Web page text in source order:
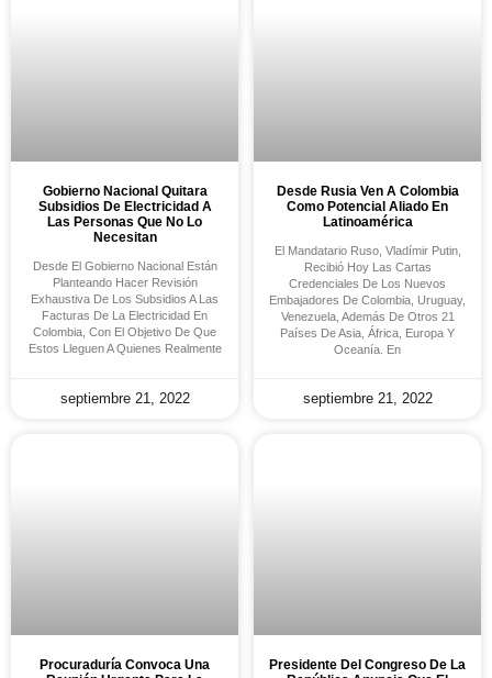
Gobierno Nacional Quitara
Subsidios De Electricidad A
Las Personas Que No Lo
Necesitan
Desde El Gobierno Nacional Están
Planteando Hacer Revisión
Exhaustiva De Los Subsidios A Las
Facturas De La Electricidad En
Colombia, Con El Objetivo De Que
Estos Lleguen A Quienes Realmente
septiembre 21, 2022
Desde Rusia Ven A Colombia
Como Potencial Aliado En
Latinoamérica
El Mandatario Ruso, Vladímir Putin,
Recibió Hoy Las Cartas
Credenciales De Los Nuevos
Embajadores De Colombia, Uruguay,
Venezuela, Además De Otros 21
Países De Asia, África, Europa Y
Oceanía. En
septiembre 21, 2022
Procuraduría Convoca Una
Presidente Del Congreso De La